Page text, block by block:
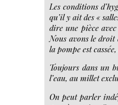
Les conditions
qu’il y ait des «
dire une pièce
Nous avons le
la pompe est
Toujours dans un
l’eau, au millet
On peut parler